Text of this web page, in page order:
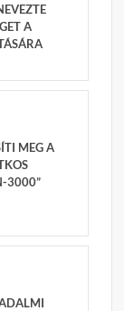
A
MEG A
3000”